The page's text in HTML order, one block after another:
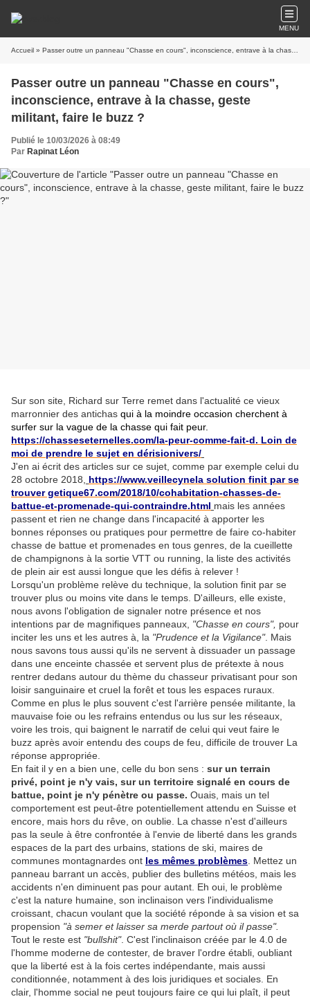
MENU
Accueil » Passer outre un panneau "Chasse en cours", inconscience, entrave à la chasse, geste militant, faire le buzz ?
Passer outre un panneau "Chasse en cours",
inconscience, entrave à la chasse, geste
militant, faire le buzz ?
Publié le 10/03/2026 à 08:49
Par Rapinat Léon
Sur son site, Richard sur Terre remet dans l'actualité ce vieux
marronnier des antichas qui à la moindre occasion cherchent à
surfer sur la vague de la chasse qui fait peur.
https://chasseseternelles.com/la-peur-comme-fait-d. Loin de
moi de prendre le sujet en dérisionivers/
J'en ai écrit des articles sur ce sujet, comme par exemple celui du
28 octobre 2018,
https://www.veillecynela solution finit par se
trouver getique67.com/2018/10/cohabitation-chasses-de-
battue-et-promenade-qui-contraindre.html mais les années
passent et rien ne change dans l'incapacité à apporter les
bonnes réponses ou pratiques pour permettre de faire co-habiter
chasse de battue et promenades en tous genres, de la cueillette
de champignons à la sortie VTT ou running, la liste des activités
de plein air est aussi longue que les défis à relever !
Lorsqu'un problème relève du technique, la solution finit par se
trouver plus ou moins vite dans le temps. D'ailleurs, elle existe,
nous avons l'obligation de signaler notre présence et nos
intentions par de magnifiques panneaux, "Chasse en cours", pour
inciter les uns et les autres à, la "Prudence et la Vigilance". Mais
nous savons tous aussi qu'ils ne servent à dissuader un passage
dans une enceinte chassée et servent plus de prétexte à nous
rentrer dedans autour du thème du chasseur privatisant pour son
loisir sanguinaire et cruel la forêt et tous les espaces ruraux.
Comme en plus le plus souvent c'est l'arrière pensée militante, la
mauvaise foie ou les refrains entendus ou lus sur les réseaux,
voire les trois, qui baignent le narratif de celui qui veut faire le
buzz après avoir entendu des coups de feu, difficile de trouver La
réponse appropriée.
En fait il y en a bien une, celle du bon sens : sur un terrain
privé, point je n'y vais, sur un territoire signalé en cours de
battue, point je n'y pénètre ou passe. Ouais, mais un tel
comportement est peut-être potentiellement attendu en Suisse et
encore, mais hors du rêve, on oublie. La chasse n'est d'ailleurs
pas la seule à être confrontée à l'envie de liberté dans les grands
espaces de la part des urbains, stations de ski, maires de
communes montagnardes ont les mêmes problèmes . Mettez un
panneau barrant un accès, publier des bulletins météos, mais les
accidents n'en diminuent pas pour autant. Eh oui, le problème
c'est la nature humaine, son inclinaison vers l'individualisme
croissant, chacun voulant que la société réponde à sa vision et sa
propension "à semer et laisser sa merde partout où il passe".
Tout le reste est "bullshit". C'est l'inclinaison créée par le 4.0 de
l'homme moderne de contester, de braver l'ordre établi, oubliant
que la liberté est à la fois certes indépendante, mais aussi
conditionnée, notamment à des lois juridiques et sociales. En
clair, l'homme social ne peut toujours faire ce qui lui plaît, il peut